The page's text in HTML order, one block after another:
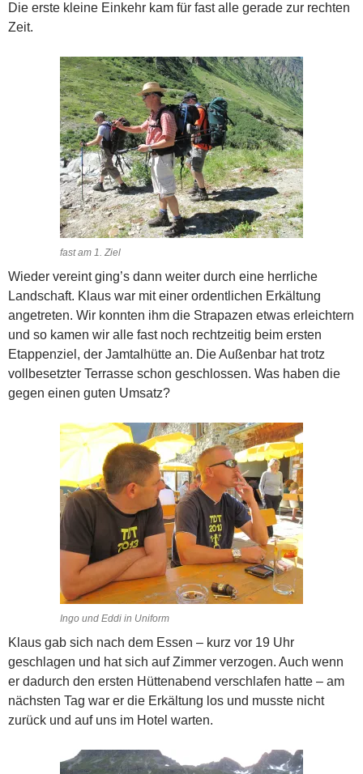
Die erste kleine Einkehr kam für fast alle gerade zur rechten
Zeit.
fast am 1. Ziel
Wieder vereint ging’s dann weiter durch eine herrliche
Landschaft. Klaus war mit einer ordentlichen Erkältung
angetreten. Wir konnten ihm die Strapazen etwas erleichtern
und so kamen wir alle fast noch rechtzeitig beim ersten
Etappenziel, der Jamtalhütte an. Die Außenbar hat trotz
vollbesetzter Terrasse schon geschlossen. Was haben die
gegen einen guten Umsatz?
Ingo und Eddi in Uniform
Klaus gab sich nach dem Essen – kurz vor 19 Uhr
geschlagen und hat sich auf Zimmer verzogen. Auch wenn
er dadurch den ersten Hüttenabend verschlafen hatte – am
nächsten Tag war er die Erkältung los und musste nicht
zurück und auf uns im Hotel warten.